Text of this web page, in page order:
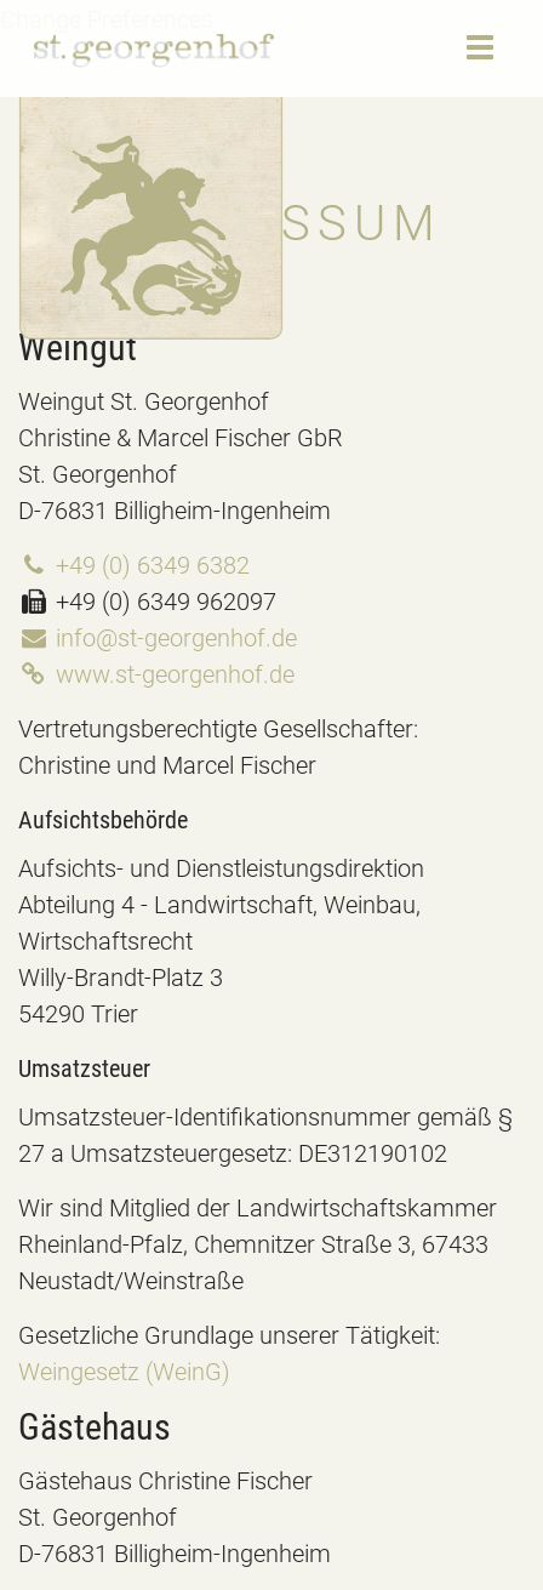
IMPRESSUM
Weingut
Weingut St. Georgenhof
Christine & Marcel Fischer GbR
St. Georgenhof
D-76831 Billigheim-Ingenheim
+49 (0) 6349 6382
+49 (0) 6349 962097
info@st-georgenhof.de
www.st-georgenhof.de
Vertretungsberechtigte Gesellschafter:
Christine und Marcel Fischer
Aufsichtsbehörde
Aufsichts- und Dienstleistungsdirektion
Abteilung 4 - Landwirtschaft, Weinbau,
Wirtschaftsrecht
Willy-Brandt-Platz 3
54290 Trier
Umsatzsteuer
Umsatzsteuer-Identifikationsnummer gemäß §
27 a Umsatzsteuergesetz: DE312190102
Wir sind Mitglied der Landwirtschaftskammer
Rheinland-Pfalz, Chemnitzer Straße 3, 67433
Neustadt/Weinstraße
Gesetzliche Grundlage unserer Tätigkeit:
Weingesetz (WeinG)
Gästehaus
Gästehaus Christine Fischer
St. Georgenhof
D-76831 Billigheim-Ingenheim